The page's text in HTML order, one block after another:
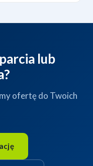
lub
ofertę do Twoich